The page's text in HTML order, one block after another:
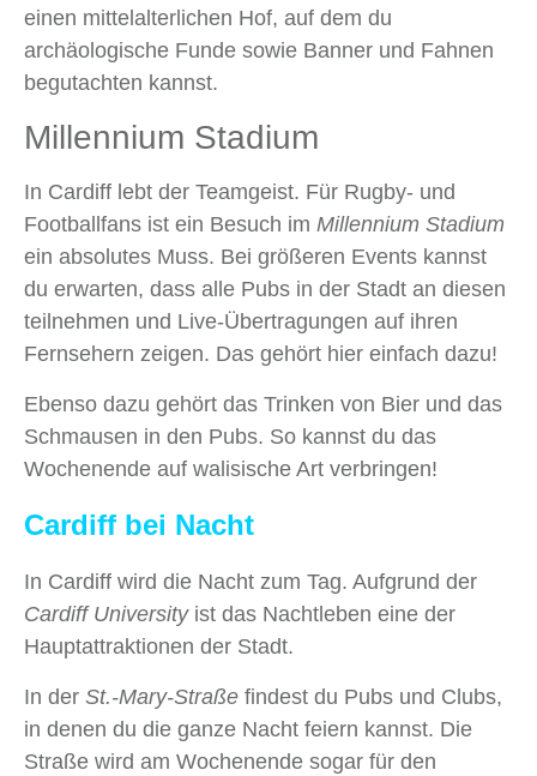
einen mittelalterlichen Hof, auf dem du
archäologische Funde sowie Banner und Fahnen
begutachten kannst.
Millennium Stadium
In Cardiff lebt der Teamgeist. Für Rugby- und
Footballfans ist ein Besuch im Millennium Stadium
ein absolutes Muss. Bei größeren Events kannst
du erwarten, dass alle Pubs in der Stadt an diesen
teilnehmen und Live-Übertragungen auf ihren
Fernsehern zeigen. Das gehört hier einfach dazu!
Ebenso dazu gehört das Trinken von Bier und das
Schmausen in den Pubs. So kannst du das
Wochenende auf walisische Art verbringen!
Cardiff bei Nacht
In Cardiff wird die Nacht zum Tag. Aufgrund der
Cardiff Universityist das Nachtleben eine der
Hauptattraktionen der Stadt.
In der St.-Mary-Straße findest du Pubs und Clubs,
in denen du die ganze Nacht feiern kannst. Die
Straße wird am Wochenende sogar für den